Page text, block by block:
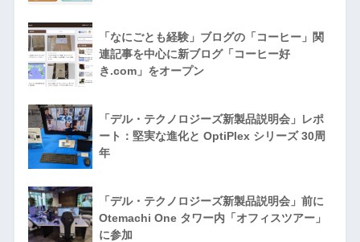
「なにごとも経験」ブログの「コーヒー」関
連記事を中心に新ブログ「コーヒー好
き.com」をオープン
「デル・テクノロジーズ新製品説明会」レポ
ート：堅実な進化と OptiPlex シリーズ 30周
年
「デル・テクノロジーズ新製品説明会」前に
Otemachi One タワー内「オフィスツアー」
に参加